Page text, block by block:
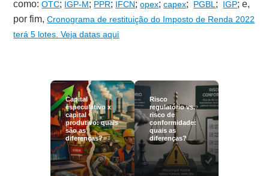
como:OTC; IGP-M; PPR; IFCN;opex;capex; PGBL; IGP; e,
por fim,Cronograma de restituição do Imposto de Renda 2022
terá 5 lotes. Veja datas aqui
Capital
especulativo x
capital
produtivo: quais
são as
diferenças?
Risco
regulatório vs.
risco de
conformidade:
quais as
diferenças?